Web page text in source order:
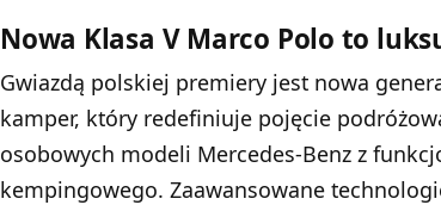
Nowa Klasa V Marco Polo to
Gwiazdą polskiej premiery jest nowa
kamper, który redefiniuje pojęcie
osobowych modeli Mercedes-Benz z
kempingowego. Zaawansowane